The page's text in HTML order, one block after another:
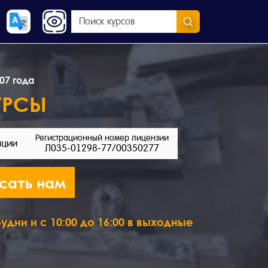
года
Регистрационный номер лицензии
Л035-01298-77/00350277
нам
и с 10:00 до 16:00 в выходные